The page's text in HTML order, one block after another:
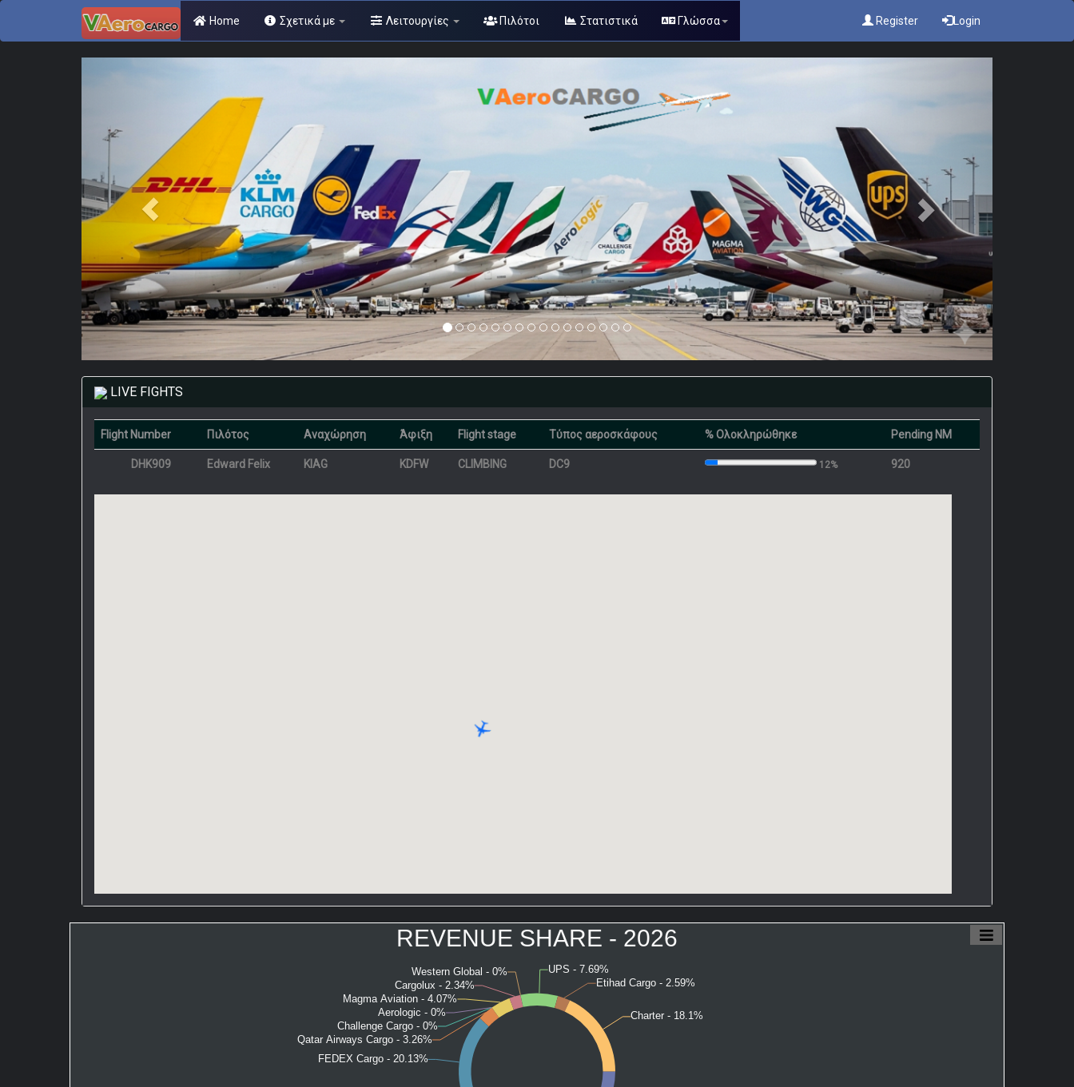
Home Σχετικά με Λειτουργίες Πιλότοι Στατιστικά Γλώσσα Register Login
LIVE FIGHTS
Flight Number Πιλότος Αναχώρηση Άφιξη Flight stage Τύπος αεροσκάφους % Ολοκληρώθηκε Pending NM
DHK909 Edward Felix KIAG KDFW CLIMBING DC9 12% 920